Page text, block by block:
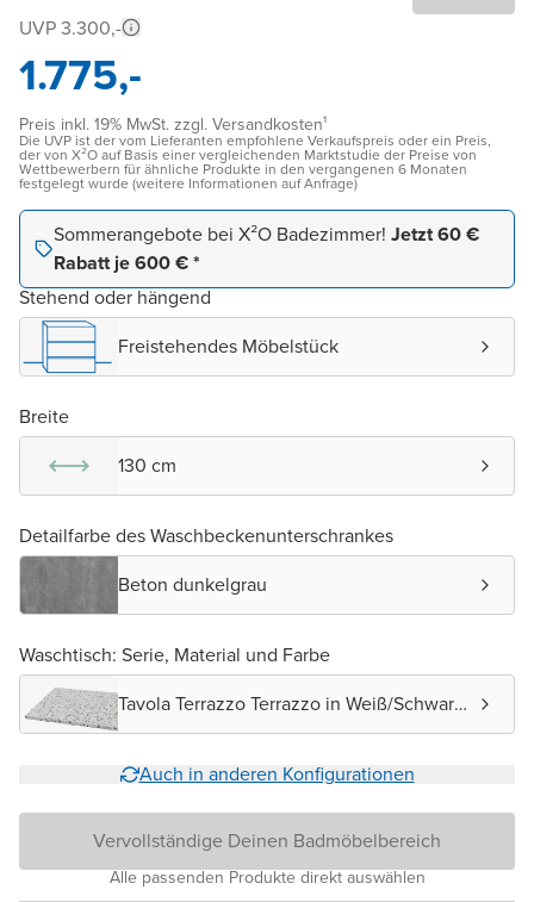
UVP 3.300,-
1.775,-
Preis inkl. 19% MwSt. zzgl. Versandkosten¹
Die UVP ist der vom Lieferanten empfohlene Verkaufspreis oder ein Preis,
der von X²O auf Basis einer vergleichenden Marktstudie der Preise von
Wettbewerbern für ähnliche Produkte in den vergangenen 6 Monaten
festgelegt wurde (weitere Informationen auf Anfrage)
Sommerangebote bei X²O Badezimmer! Jetzt 60 €
Rabatt je 600 € *
Stehend oder hängend
Freistehendes Möbelstück
Breite
130 cm
Detailfarbe des Waschbeckenunterschrankes
Beton dunkelgrau
Waschtisch: Serie, Material und Farbe
Tavola Terrazzo Terrazzo in Weiß/Schwarz
Auch in anderen Konfigurationen
Vervollständige Deinen Badmöbelbereich
Alle passenden Produkte direkt auswählen